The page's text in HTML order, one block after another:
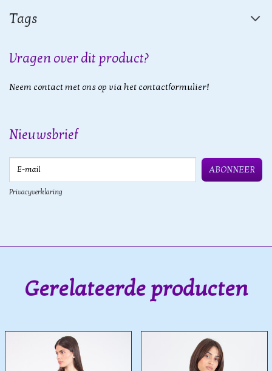
Tags
Vragen over dit product?
Neem contact met ons op via het contactformulier!
Nieuwsbrief
ABONNEER
Privacyverklaring
Gerelateerde producten